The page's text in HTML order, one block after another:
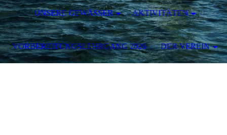
UNSERE GEWÄSSER AKTIVITÄTEN
VORBEREITUNGSLEHRGANG 2026 DER VEREIN